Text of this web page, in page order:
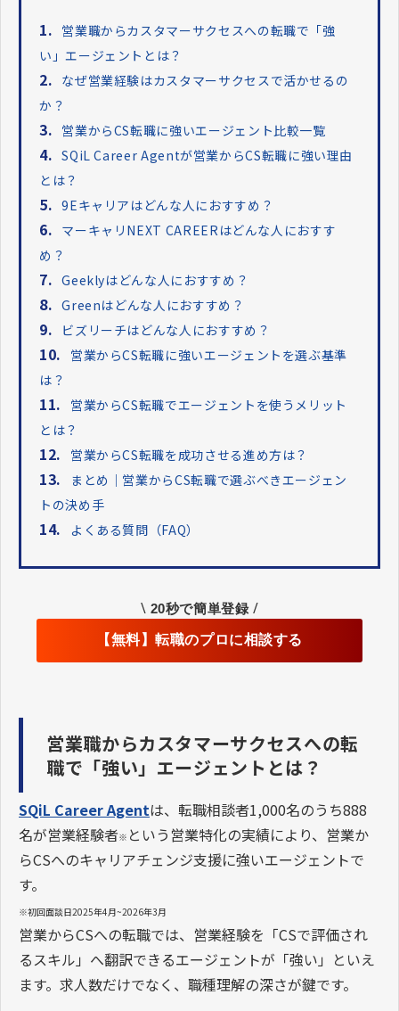
1. 営業職からカスタマーサクセスへの転職で「強
い」エージェントとは？
2. なぜ営業経験はカスタマーサクセスで活かせるの
か？
3. 営業からCS転職に強いエージェント比較一覧
4. SQiL Career Agentが営業からCS転職に強い理由
とは？
5. 9Eキャリアはどんな人におすすめ？
6. マーキャリNEXT CAREERはどんな人におすす
め？
7. Geeklyはどんな人におすすめ？
8. Greenはどんな人におすすめ？
9. ビズリーチはどんな人におすすめ？
10.
営業からCS転職に強いエージェントを選ぶ基準
は？
11.
営業からCS転職でエージェントを使うメリット
とは？
12. 営業からCS転職を成功させる進め方は？
13.
まとめ｜営業からCS転職で選ぶべきエージェン
トの決め手
14. よくある質問（FAQ）
\ 20秒で簡単登録 /
【無料】転職のプロに相談する
営業職からカスタマーサクセスへの転
職で「強い」エージェントとは？
SQiL Career Agentは、転職相談者1,000名のうち888
名が営業経験者※ という営業特化の実績により、営業か
らCSへのキャリアチェンジ支援に強いエージェントで
す。
※初回面談日2025年4月~2026年3月
営業からCSへの転職では、営業経験を「CSで評価され
るスキル」へ翻訳できるエージェントが「強い」といえ
ます。求人数だけでなく、職種理解の深さが鍵です。